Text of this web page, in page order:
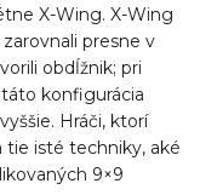
X-Wing. X-Wing
presne v
obdĺžnik; pri
konfigurácia
Hráči, ktorí
tie isté techniky, aké
9×9